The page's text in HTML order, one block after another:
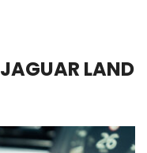
JAGUAR LAND